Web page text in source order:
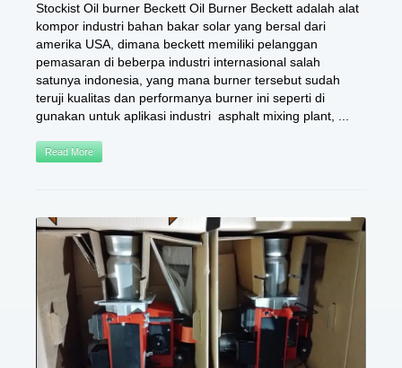
Stockist Oil burner Beckett Oil Burner Beckett adalah alat
kompor industri bahan bakar solar yang bersal dari
amerika USA, dimana beckett memiliki pelanggan
pemasaran di beberpa industri internasional salah
satunya indonesia, yang mana burner tersebut sudah
teruji kualitas dan performanya burner ini seperti di
gunakan untuk aplikasi industri asphalt mixing plant, ...
Read More